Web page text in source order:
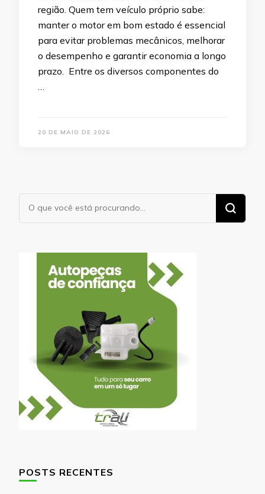
região. Quem tem veículo próprio sabe:
manter o motor em bom estado é essencial
para evitar problemas mecânicos, melhorar
o desempenho e garantir economia a longo
prazo. Entre os diversos componentes do
…
20 DE MAIO DE 2026
Procurando
algo?
POSTS RECENTES